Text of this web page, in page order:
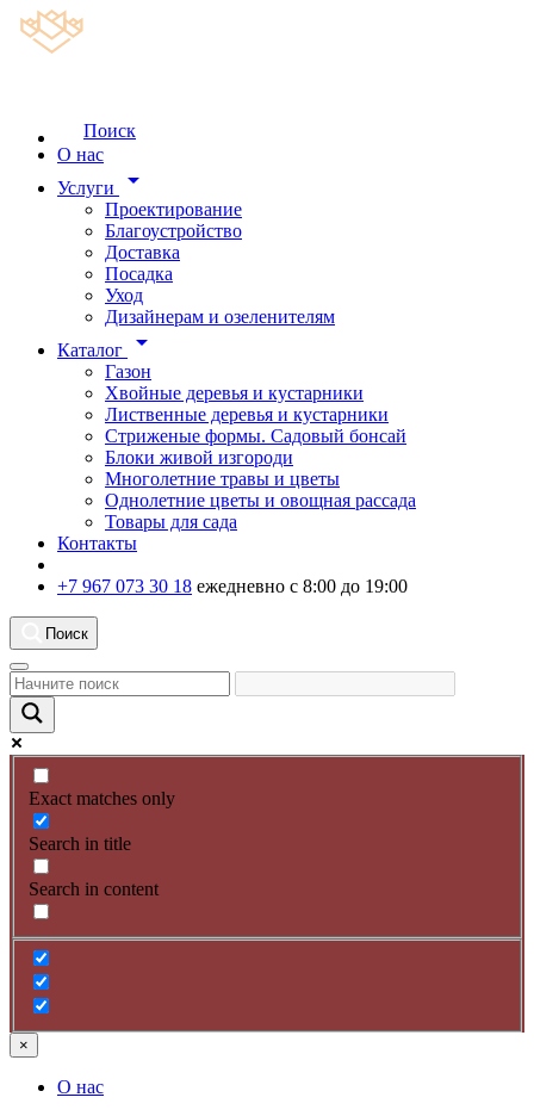
Поиск
О нас
Услуги
arrow_drop_down
Проектирование
Благоустройство
Доставка
Посадка
Уход
Дизайнерам и озеленителям
Каталог
arrow_drop_down
Газон
Хвойные деревья и кустарники
Лиственные деревья и кустарники
Стриженые формы. Садовый бонсай
Блоки живой изгороди
Многолетние травы и цветы
Однолетние цветы и овощная рассада
Товары для сада
Контакты
+7 967 073 30 18 ежедневно с 8:00 до 19:00
Поиск
Exact matches only
Search in title
Search in content
×
О нас